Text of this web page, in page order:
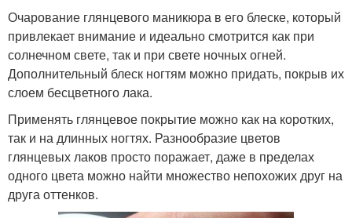
Очарование глянцевого маникюра в его блеске, который
привлекает внимание и идеально смотрится как при
солнечном свете, так и при свете ночных огней.
Дополнительный блеск ногтям можно придать, покрыв их
слоем бесцветного лака.
Применять глянцевое покрытие можно как на коротких,
так и на длинных ногтях. Разнообразие цветов
глянцевых лаков просто поражает, даже в пределах
одного цвета можно найти множество непохожих друг на
друга оттенков.